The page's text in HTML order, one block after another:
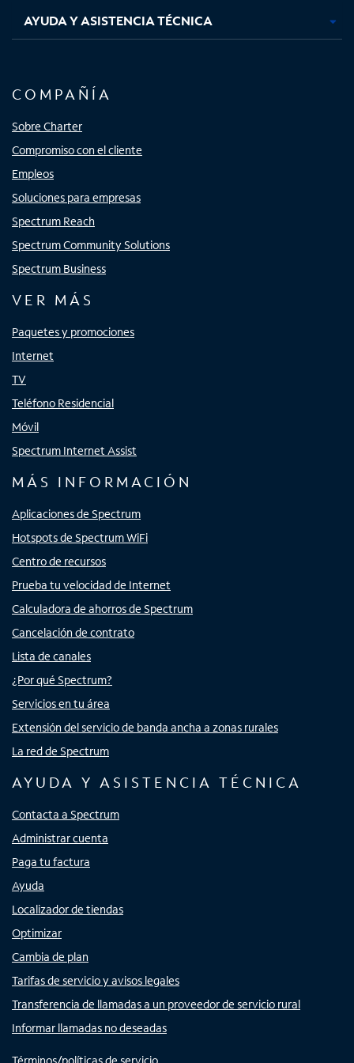
AYUDA Y ASISTENCIA TÉCNICA
COMPAÑÍA
Sobre Charter
Compromiso con el cliente
Empleos
Soluciones para empresas
Spectrum Reach
Spectrum Community Solutions
Spectrum Business
VER MÁS
Paquetes y promociones
Internet
TV
Teléfono Residencial
Móvil
Spectrum Internet Assist
MÁS INFORMACIÓN
Aplicaciones de Spectrum
Hotspots de Spectrum WiFi
Centro de recursos
Prueba tu velocidad de Internet
Calculadora de ahorros de Spectrum
Cancelación de contrato
Lista de canales
¿Por qué Spectrum?
Servicios en tu área
Extensión del servicio de banda ancha a zonas rurales
La red de Spectrum
AYUDA Y ASISTENCIA TÉCNICA
Contacta a Spectrum
Administrar cuenta
Paga tu factura
Ayuda
Localizador de tiendas
Optimizar
Cambia de plan
Tarifas de servicio y avisos legales
Transferencia de llamadas a un proveedor de servicio rural
Informar llamadas no deseadas